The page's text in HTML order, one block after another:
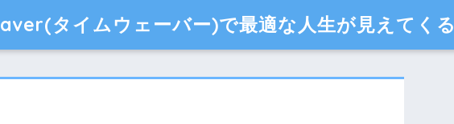
タイムウェーバー)で最適な人生が見えてくる